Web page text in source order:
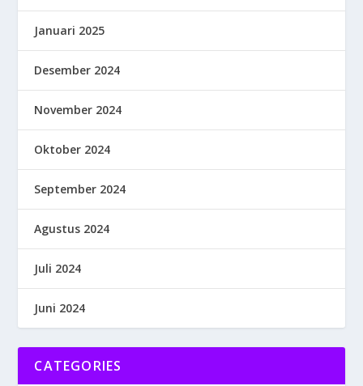
Januari 2025
Desember 2024
November 2024
Oktober 2024
September 2024
Agustus 2024
Juli 2024
Juni 2024
CATEGORIES